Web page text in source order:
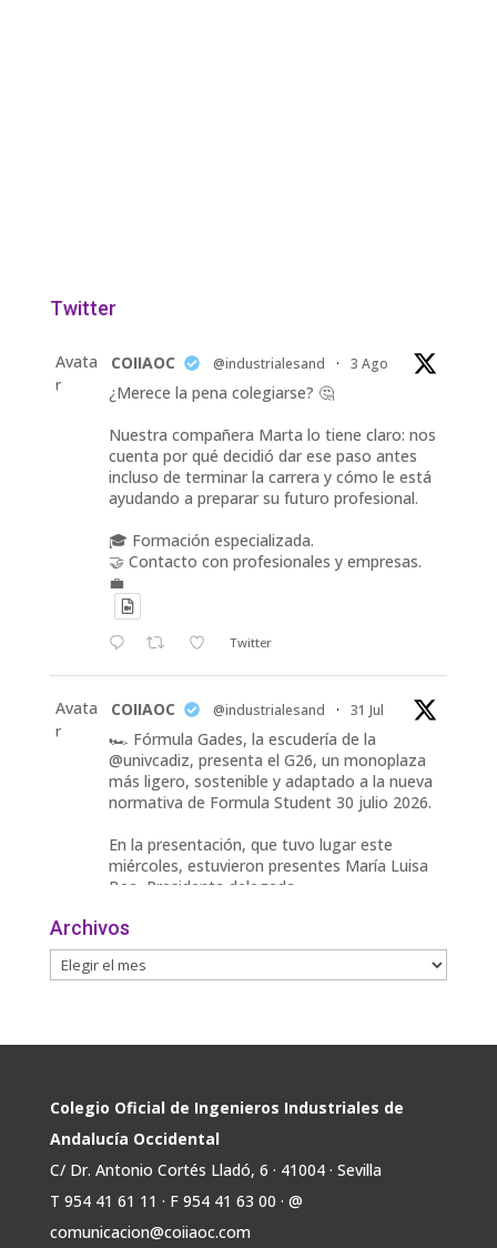
Twitter
Avata
r
COIIAOC @industrialesand · 3 Ago
¿Merece la pena colegiarse? 🤔
Nuestra compañera Marta lo tiene claro: nos
cuenta por qué decidió dar ese paso antes
incluso de terminar la carrera y cómo le está
ayudando a preparar su futuro profesional.
🎓 Formación especializada.
🤝 Contacto con profesionales y empresas.
💼
Twitter
Avata
r
COIIAOC @industrialesand · 31 Jul
🏎️ Fórmula Gades, la escudería de la
@univcadiz, presenta el G26, un monoplaza
más ligero, sostenible y adaptado a la nueva
normativa de Formula Student 30 julio 2026.
En la presentación, que tuvo lugar este
miércoles, estuvieron presentes María Luisa
Bea, Presidenta delegada
Twitter
📢ℹ️ El Gobierno acelera la electrificación
2030 para infraestructuras que permitan la
conexión de vivienda, industria y transporte
electrificado.
Estas medidas se encuentran en la dirección
Archivos
Colegio Oficial de Ingenieros Industriales de
Andalucía Occidental
C/ Dr. Antonio Cortés Lladó, 6 · 41004 · Sevilla
T 954 41 61 11 · F 954 41 63 00 · @
comunicacion@coiiaoc.com